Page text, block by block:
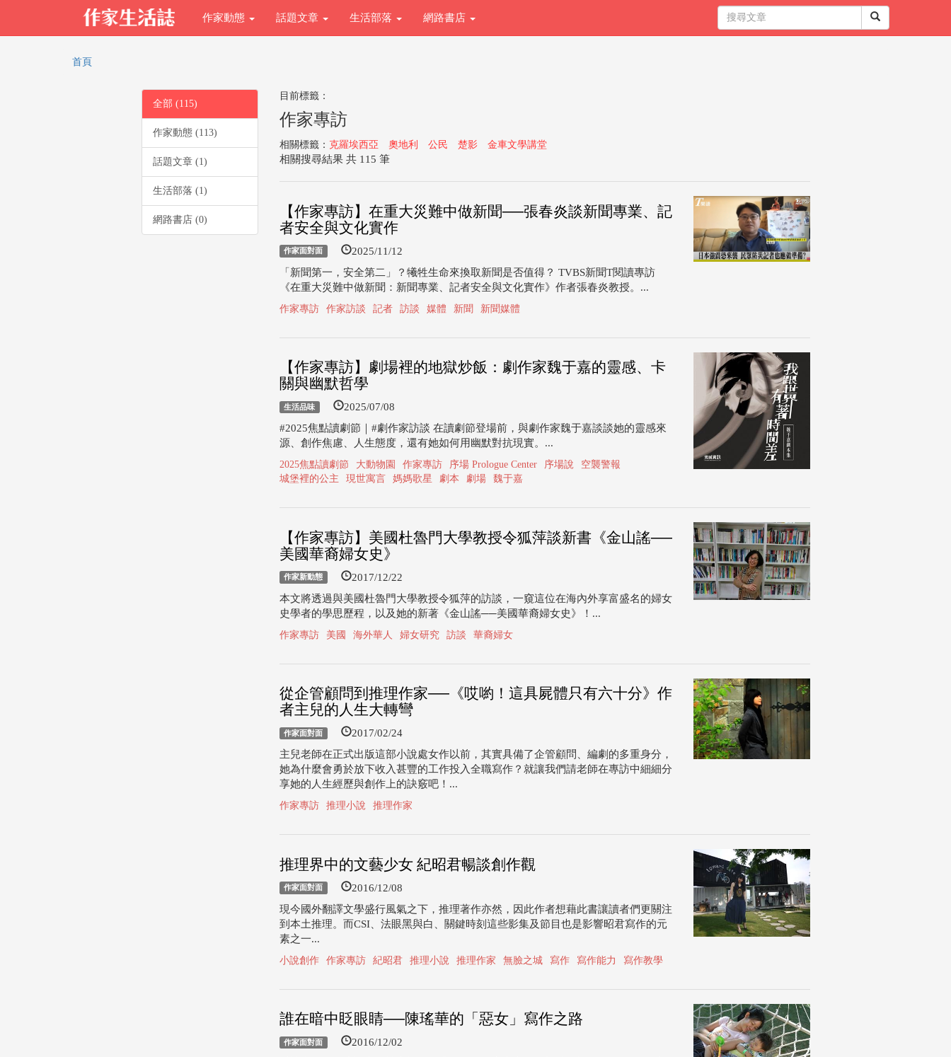
作家動態 話題文章 生活部落 網路書店
首頁
全部 (115)
作家動態 (113)
話題文章 (1)
生活部落 (1)
網路書店 (0)
目前標籤：
作家專訪
相關標籤： 克羅埃西亞 奧地利 公民 楚影 金車文學講堂
相關搜尋結果 共 115 筆
【作家專訪】在重大災難中做新聞──張春炎談新聞專業、記
者安全與文化實作
作家面對面 2025/11/12
「新聞第一，安全第二」？犧牲生命來換取新聞是否值得？ TVBS新聞T閱讀專訪
《在重大災難中做新聞：新聞專業、記者安全與文化實作》作者張春炎教授。...
作家專訪 作家訪談 記者 訪談 媒體 新聞 新聞媒體
【作家專訪】劇場裡的地獄炒飯：劇作家魏于嘉的靈感、卡
關與幽默哲學
生活品味 2025/07/08
#2025焦點讀劇節｜#劇作家訪談 在讀劇節登場前，與劇作家魏于嘉談談她的靈感來
源、創作焦慮、人生態度，還有她如何用幽默對抗現實。...
2025焦點讀劇節 大動物園 作家專訪 序場 Prologue Center 序場說
空襲警報
城堡裡的公主
現世寓言 媽媽歌星 劇本 劇場 魏于嘉
【作家專訪】美國杜魯門大學教授令狐萍談新書《金山謠──
美國華裔婦女史》
作家新動態 2017/12/22
本文將透過與美國杜魯門大學教授令狐萍的訪談，一窺這位在海內外享富盛名的婦女
史學者的學思歷程，以及她的新著《金山謠──美國華裔婦女史》！...
作家專訪 美國 海外華人 婦女研究 訪談 華裔婦女
從企管顧問到推理作家──《哎喲！這具屍體只有六十分》作
者主兒的人生大轉彎
作家面對面 2017/02/24
主兒老師在正式出版這部小說處女作以前，其實具備了企管顧問、編劇的多重身分，
她為什麼會勇於放下收入甚豐的工作投入全職寫作？就讓我們請老師在專訪中細細分
享她的人生經歷與創作上的訣竅吧！...
作家專訪 推理小說 推理作家
推理界中的文藝少女 紀昭君暢談創作觀
作家面對面 2016/12/08
現今國外翻譯文學盛行風氣之下，推理著作亦然，因此作者想藉此書讓讀者們更關注
到本土推理。而CSI、法眼黑與白、關鍵時刻這些影集及節目也是影響昭君寫作的元
素之一...
小說創作 作家專訪 紀昭君 推理小說 推理作家 無臉之城 寫作 寫作能力 寫作教學
誰在暗中眨眼睛──陳瑤華的「惡女」寫作之路
作家面對面 2016/12/02